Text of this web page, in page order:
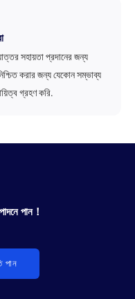
সহায়তা প্রদানের জন্য
করার জন্য যেকোন সম্ভাব্য
গ্রহণ করি.
পান！
পান